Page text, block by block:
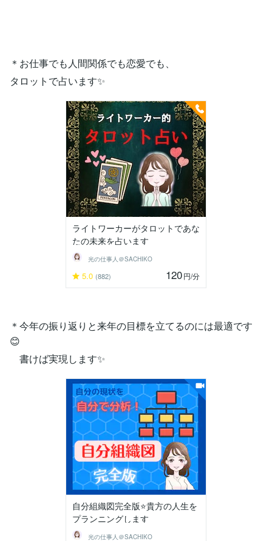
＊お仕事でも人間関係でも恋愛でも、
タロットで占います✨️
ライトワーカーがタロットであな
たの未来を占います
光の仕事人＠SACHIKO
5.0 (882) 120円/分
＊今年の振り返りと来年の目標を立てるのには最適です
😊
書けば実現します✨️
自分組織図完全版⭐️貴方の人生を
プランニングします
光の仕事人＠SACHIKO